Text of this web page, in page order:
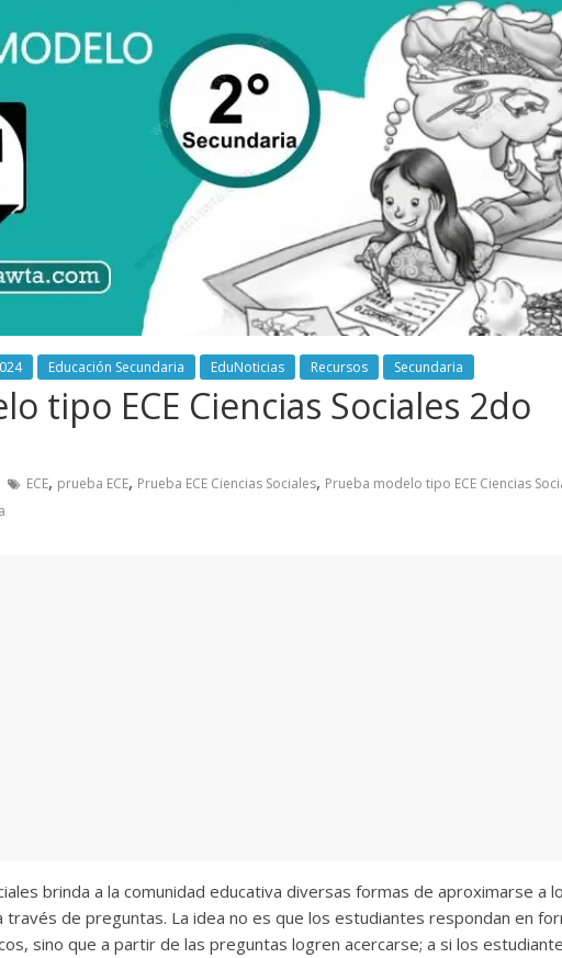
Educación Secundaria EduNoticias Recursos Secundaria
tipo ECE Ciencias Sociales 2do
ECE, prueba ECE, Prueba ECE Ciencias Sociales, Prueba modelo tipo ECE Ciencias
brinda a la comunidad educativa diversas formas de aproximarse a
de preguntas. La idea no es que los estudiantes respondan en
sino que a partir de las preguntas logren acercarse; a si los